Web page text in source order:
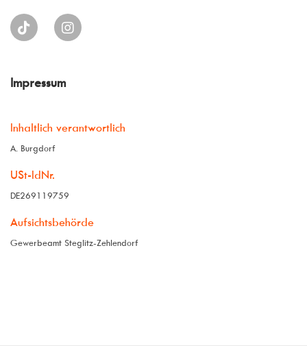
Impressum
Inhaltlich verantwortlich
A. Burgdorf
USt-IdNr.
DE269119759
Aufsichtsbehörde
Gewerbeamt Steglitz-Zehlendorf